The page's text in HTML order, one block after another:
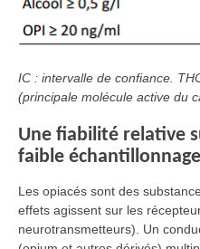
IC : intervalle de confiance.
(principale molécule active du
Une fiabilité relative
faible
Les opiacés sont des
effets agissent sur les
neurotransmetteurs). Un